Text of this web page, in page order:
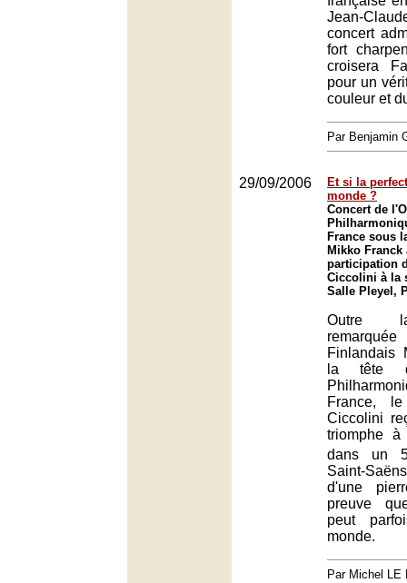
Jean-
concert
fort
croisera
pour un
couleur et
Par Benjamin
29/09/2006
Et si la
monde ?
Concert de
France sous
Mikko Franck
participation
Ciccolini à la
Salle Pleyel,
Outre
Finlandais
la tête
France,
Ciccolini
triomphe
dans un
Saint-
d'une
preuve
peut
monde.
Par Michel LE